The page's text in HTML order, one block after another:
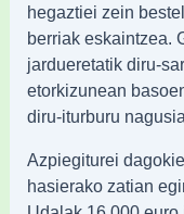
hegaztiei zein
berriak eskaintzea.
jardueretatik
etorkizunean
diru‑iturburu nagusia.
Azpiegiturei
hasierako zatian